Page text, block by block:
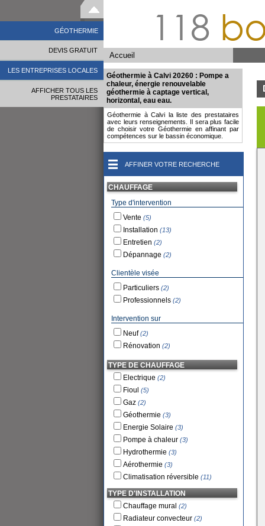
118
Accueil
GÉOTHERMIE
DEVIS GRATUIT
LES ENTREPRISES LOCALES
AFFICHER TOUS LES
PRESTATAIRES
Géothermie à Calvi 20260 : Pompe a
chaleur, énergie renouvelable
géothermie à captage vertical,
horizontal, eau eau.
Géothermie à Calvi la liste des prestataires
avec leurs renseignements. Il sera plus facile
de choisir votre Géothermie en affinant par
compétences sur le bassin économique.
AFFINER VOTRE RECHERCHE
CHAUFFAGE
Type d'intervention
Vente (5)
Installation (13)
Entretien (2)
Dépannage (2)
Clientèle visée
Particuliers (2)
Professionnels (2)
Intervention sur
Neuf(2)
Rénovation (2)
TYPE DE CHAUFFAGE
Electrique (2)
Fioul (5)
Gaz (2)
Géothermie (3)
Energie Solaire (3)
Pompe à chaleur (3)
Hydrothermie (3)
Aérothermie (3)
Climatisation réversible (11)
TYPE D'INSTALLATION
Chauffage mural (2)
Radiateur convecteur (2)